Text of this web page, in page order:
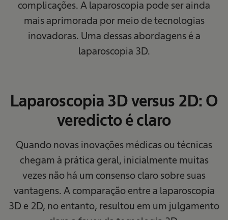
complicações. A laparoscopia pode ser ainda
mais aprimorada por meio de tecnologias
inovadoras. Uma dessas abordagens é a
laparoscopia 3D.
Laparoscopia 3D versus 2D: O
veredicto é claro
Quando novas inovações médicas ou técnicas
chegam à prática geral, inicialmente muitas
vezes não há um consenso claro sobre suas
vantagens. A comparação entre a laparoscopia
3D e 2D, no entanto, resultou em um julgamento